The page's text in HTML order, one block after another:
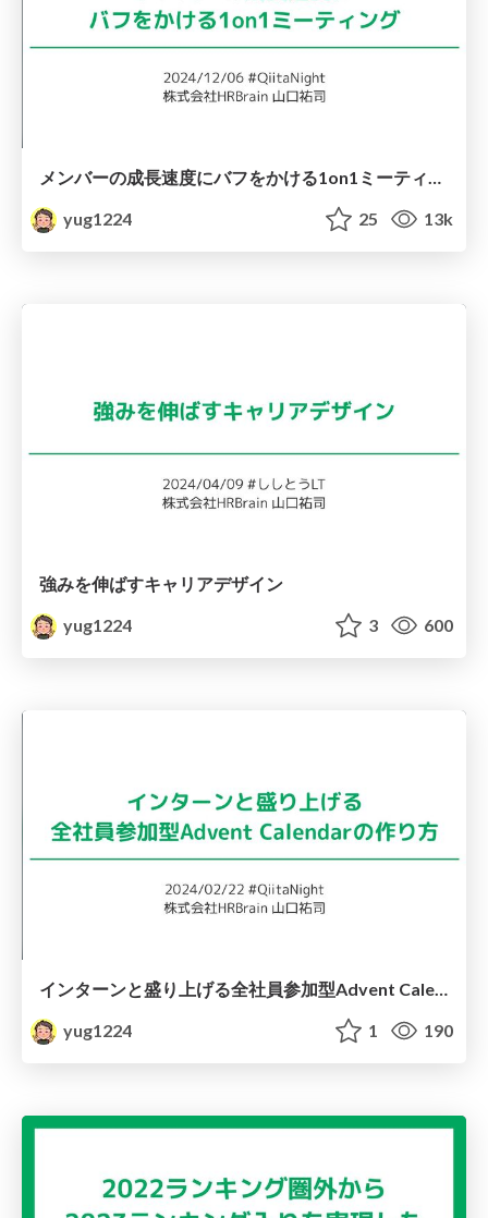
メンバーの成長速度にバフをかける1on1ミーティング / 2024-12-06
yug1224
25 13k
強みを伸ばすキャリアデザイン
yug1224
3 600
インターンと盛り上げる全社員参加型Advent Calendarの作り方 / 2024-02-22-QiitaNight
yug1224
1 190